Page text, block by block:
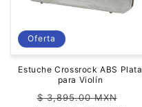
n Oferta
Estuche Crossrock ABS Plata
para Violín
Precio
$ 3,895.00 MXN